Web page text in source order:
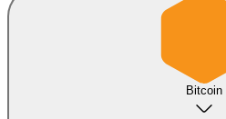
Bitcoin